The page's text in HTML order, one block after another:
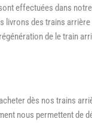
effectuées dans
des trains
de le train
dès nos trains
nous permettent de